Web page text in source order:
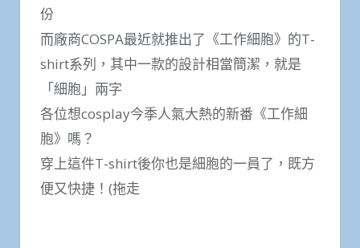
份
而廠商COSPA最近就推出了《工作細胞》的T-
shirt系列，其中一款的設計相當簡潔，就是
「細胞」兩字
各位想cosplay今季人氣大熱的新番《工作細
胞》嗎？
穿上這件T-shirt後你也是細胞的一員了，既方
便又快捷！(拖走